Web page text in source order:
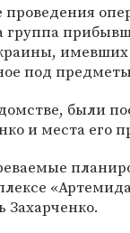
проведения
под
были
и места его
Захарченко.